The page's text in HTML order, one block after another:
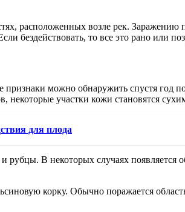
расположенных возле рек. Заражению
бездействовать, то все это рано или
можно обнаружить спустя год
некоторые участки кожи становятся
для плода
В некоторых случаях появляется
корку. Обычно поражается